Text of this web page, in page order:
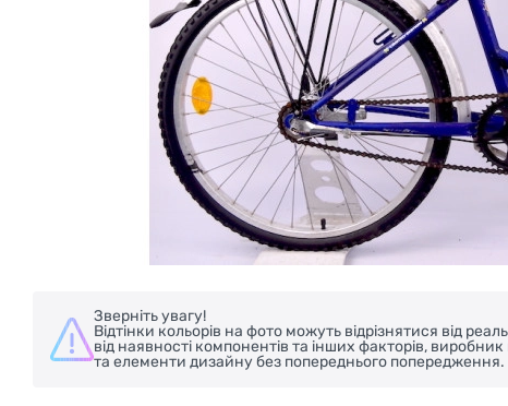
Зверніть увагу!
Відтінки кольорів на фото можуть відрізнятися від
від наявності компонентів та інших факторів,
та елементи дизайну без попереднього попередження.